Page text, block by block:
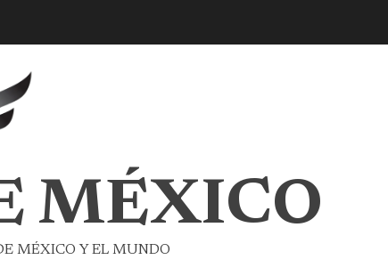
MÉXICO
MÉXICO Y EL MUNDO